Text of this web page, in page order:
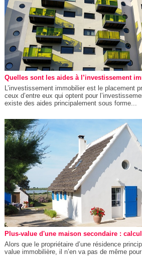
Quelles sont les aides à l’investissement
L’investissement immobilier est le placement
ceux d’entre eux qui optent pour
existe des aides principalement sous forme...
Plus-value d'une maison secondaire :
Alors que le propriétaire d’une résidence
value immobilière, il n’en va pas de même